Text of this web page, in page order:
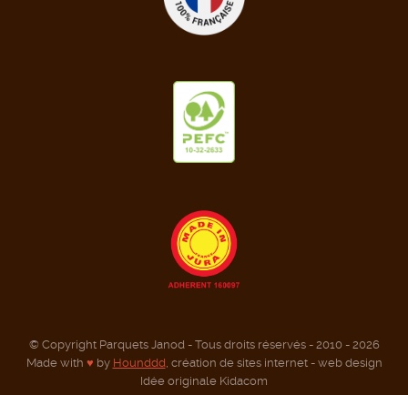
© Copyright Parquets Janod - Tous droits réservés - 2010 - 2026
Made with ♥ by Hounddd , création de sites internet - web design
Idée originale Kidacom